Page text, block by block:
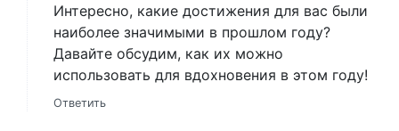
Интересно, какие достижения для вас были
наиболее значимыми в прошлом году?
Давайте обсудим, как их можно
использовать для вдохновения в этом году!
Ответить